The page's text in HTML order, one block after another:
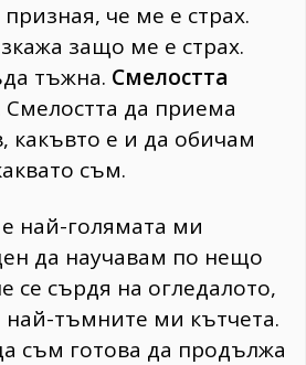
че ме е страх.
защо ме е страх.
тъжна. Смелостта
Смелостта да приема
какъвто е и да обичам
съм.
най-голямата ми
да научавам по нещо
се сърдя на огледалото,
най-тъмните ми кътчета.
съм готова да продължа